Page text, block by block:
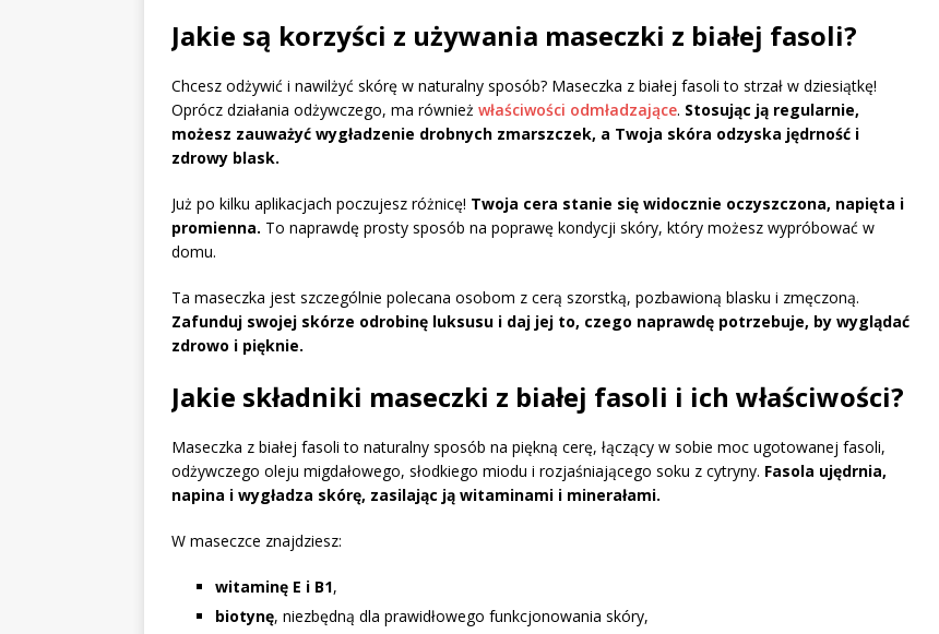
Jakie są korzyści z używania maseczki z białej fasoli?
Chcesz odżywić i nawilżyć skórę w naturalny sposób? Maseczka z białej fasoli to strzał w dziesiątkę!
Oprócz działania odżywczego, ma również właściwości odmładzające. Stosując ją regularnie,
możesz zauważyć wygładzenie drobnych zmarszczek, a Twoja skóra odzyska jędrność i
zdrowy blask.
Już po kilku aplikacjach poczujesz różnicę! Twoja cera stanie się widocznie oczyszczona, napięta i
promienna. To naprawdę prosty sposób na poprawę kondycji skóry, który możesz wypróbować w
domu.
Ta maseczka jest szczególnie polecana osobom z cerą szorstką, pozbawioną blasku i zmęczoną.
Zafunduj swojej skórze odrobinę luksusu i daj jej to, czego naprawdę potrzebuje, by wyglądać
zdrowo i pięknie.
Jakie składniki maseczki z białej fasoli i ich właściwości?
Maseczka z białej fasoli to naturalny sposób na piękną cerę, łączący w sobie moc ugotowanej fasoli,
odżywczego oleju migdałowego, słodkiego miodu i rozjaśniającego soku z cytryny. Fasola ujędrnia,
napina i wygładza skórę, zasilając ją witaminami i minerałami.
W maseczce znajdziesz:
witaminę E i B1,
biotynę, niezbędną dla prawidłowego funkcjonowania skóry,